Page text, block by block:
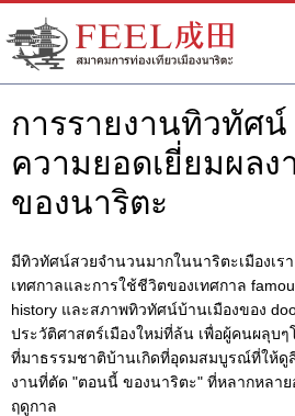
เว็บไซต์สมาคมการท่องเที่ยวเมือง
นาริตะ FEEL นาริตะ
การรายงานทิวทัศน์
ความยอดเยี่ยมผลง
ของนาริตะ
มีทิวทัศน์สวยจำนวนมากในนาริตะเมืองเรา
เทศกาลและการใช้ชีวิตของเทศกาล
history และสภาพทิวทัศน์บ้านเมืองของ
ประวัติศาสตร์เมืองใหม่ที่ล้น เพื่อผู้คนผลุบ
ที่มาธรรมชาติบ้านเกิดที่อุดมสมบูรณ์ที่ให้ดู
งานที่ตัด "ตอนนี้ ของนาริตะ" ที่หลากหลา
ฤดูกาล